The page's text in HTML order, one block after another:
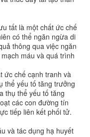
tất là một chất ức chế
có thể ngăn ngừa di
thông qua việc ngăn
máu và quá trình
ức chế cạnh tranh và
thể yếu tố tăng trưởng
thụ thể yếu tố tăng
các con đường tín
tiếp liên kết phối tử.
và tác dụng hạ huyết